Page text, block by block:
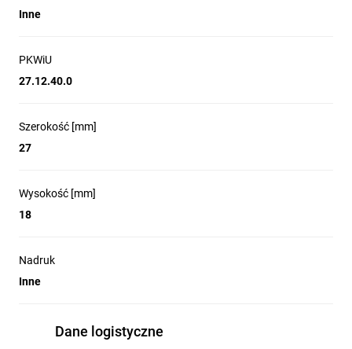
Inne
PKWiU
27.12.40.0
Szerokość [mm]
27
Wysokość [mm]
18
Nadruk
Inne
Dane logistyczne